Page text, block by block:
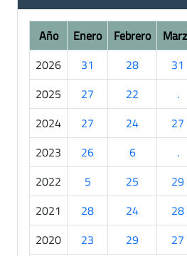
Año Enero Febrero
2026
31 28 31
2025
27 22 .
2024
27 24 27
2023
26 6 .
2022
5 25 29
2021
28 24 28
2020
23 29 27